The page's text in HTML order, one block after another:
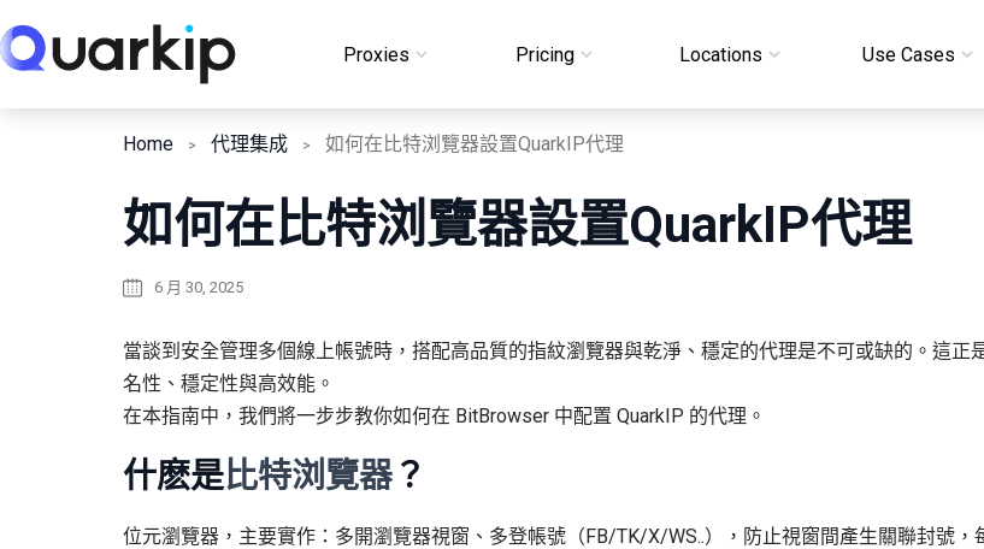
to
Proxies Pricing Locations Use Cases
Login
Home 代理集成 如何在比特浏覽器設置QuarkIP代理
如何在比特浏覽器設置QuarkIP代理
6 月 30, 2025
當談到安全管理多個線上帳號時，搭配高品質的指紋瀏覽器與乾淨、穩定的代理是不可或缺的。這
名性、穩定性與高效能。
在本指南中，我們將一步步教你如何在 BitBrowser 中配置 QuarkIP 的代理。
什麽是比特浏覽器 ？
位元瀏覽器，主要實作：多開瀏覽器視窗、多登帳號（FB/TK/X/WS..），防止視窗間產生關聯封號